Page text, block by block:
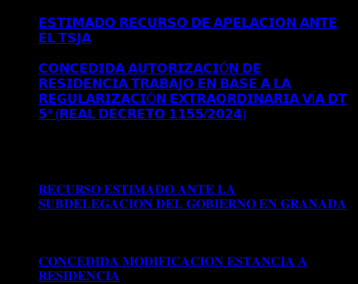
𝗘𝗦𝗧𝗜𝗠𝗔𝗗𝗢 𝗥𝗘𝗖𝗨𝗥𝗦𝗢 𝗗𝗘 𝗔𝗣𝗘𝗟𝗔𝗖𝗜𝗢𝗡 𝗔𝗡𝗧𝗘
𝗘𝗟 𝗧𝗦𝗝𝗔
𝗖𝗢𝗡𝗖𝗘𝗗𝗜𝗗𝗔 𝗔𝗨𝗧𝗢𝗥𝗜𝗭𝗔𝗖𝗜Ó𝗡 𝗗𝗘
𝗥𝗘𝗦𝗜𝗗𝗘𝗡𝗖𝗜𝗔 𝗧𝗥𝗔𝗕𝗔𝗝𝗢 𝗘𝗡 𝗕𝗔𝗦𝗘 𝗔 𝗟𝗔
𝗥𝗘𝗚𝗨𝗟𝗔𝗥𝗜𝗭𝗔𝗖𝗜Ó𝗡 𝗘𝗫𝗧𝗥𝗔𝗢𝗥𝗗𝗜𝗡𝗔𝗥𝗜𝗔 𝗩Í𝗔 𝗗𝗧
𝟱ª (𝗥𝗘𝗔𝗟 𝗗𝗘𝗖𝗥𝗘𝗧𝗢 𝟭𝟭𝟱𝟱/𝟮𝟬𝟮𝟰)
𝐑𝐄𝐂𝐔𝐑𝐒𝐎 𝐄𝐒𝐓𝐈𝐌𝐀𝐃𝐎 𝐀𝐍𝐓𝐄 𝐋𝐀
𝐒𝐔𝐁𝐃𝐄𝐋𝐄𝐆𝐀𝐂𝐈𝐎𝐍 𝐃𝐄𝐋 𝐆𝐎𝐁𝐈𝐄𝐑𝐍𝐎 𝐄𝐍 𝐆𝐑𝐀𝐍𝐀𝐃𝐀
𝐂𝐎𝐍𝐂𝐄𝐃𝐈𝐃𝐀 𝐌𝐎𝐃𝐈𝐅𝐈𝐂𝐀𝐂𝐈𝐎𝐍 𝐄𝐒𝐓𝐀𝐍𝐂𝐈𝐀 𝐀
𝐑𝐄𝐒𝐈𝐃𝐄𝐍𝐂𝐈𝐀